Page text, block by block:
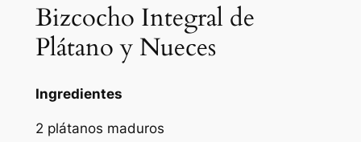
Bizcocho Integral de
Plátano y Nueces
Ingredientes
2 plátanos maduros